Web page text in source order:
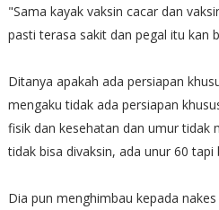
"Sama kayak vaksin cacar dan
pasti terasa sakit dan pegal itu kan
Ditanya apakah ada persiapan
mengaku tidak ada persiapan
fisik dan kesehatan dan umur tidak
tidak bisa divaksin, ada unur 60
Dia pun menghimbau kepada